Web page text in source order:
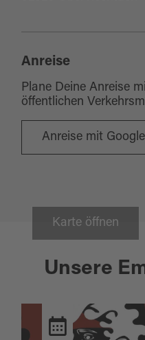
Anreise
Plane Deine Anreise
öffentlichen
Anreise mit
Karte öffnen
Unsere